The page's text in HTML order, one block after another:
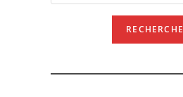
RECHERCHE